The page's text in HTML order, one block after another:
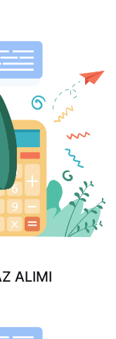
ALIMI